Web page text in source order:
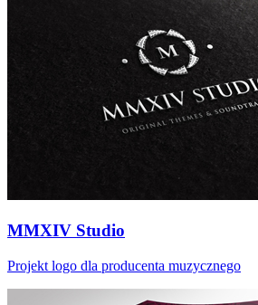
MMXIV Studio
Projekt logo dla producenta muzycznego